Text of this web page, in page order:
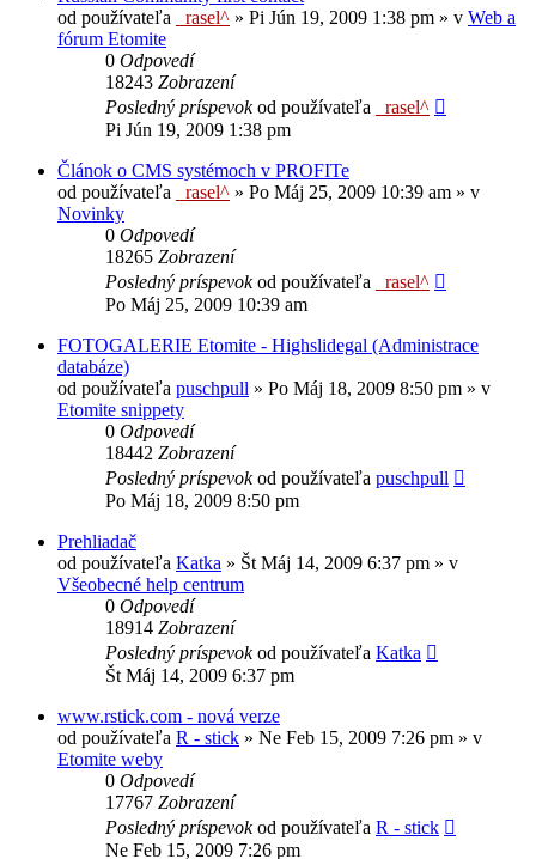
od používateľa
_rasel^ » Pi Jún 19, 2009 1:38 pm » v Web a
fórum Etomite
0 Odpovedí
18243 Zobrazení
Posledný príspevokod používateľa
_rasel^
Pi Jún 19, 2009 1:38 pm
Článok o CMS systémoch v PROFITe
od používateľa
_rasel^ » Po Máj 25, 2009 10:39 am » v
Novinky
0 Odpovedí
18265 Zobrazení
Posledný príspevokod používateľa
_rasel^
Po Máj 25, 2009 10:39 am
FOTOGALERIE Etomite - Highslidegal (Administrace
databáze)
od používateľa puschpull » Po Máj 18, 2009 8:50 pm » v
Etomite snippety
0 Odpovedí
18442 Zobrazení
Posledný príspevokod používateľa puschpull
Po Máj 18, 2009 8:50 pm
Prehliadač
od používateľa Katka » Št Máj 14, 2009 6:37 pm » v
Všeobecné help centrum
0 Odpovedí
18914 Zobrazení
Posledný príspevokod používateľa Katka
Št Máj 14, 2009 6:37 pm
www.rstick.com - nová verze
od používateľa R - stick » Ne Feb 15, 2009 7:26 pm » v
Etomite weby
0 Odpovedí
17767 Zobrazení
Posledný príspevokod používateľa R - stick
Ne Feb 15, 2009 7:26 pm